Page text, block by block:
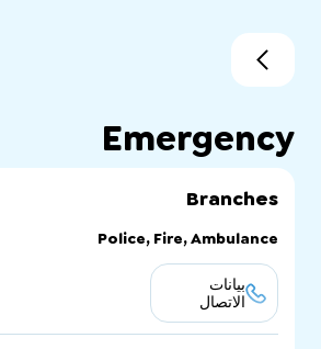
Emergency
Branches
Police, Fire, Ambulance
بيانات
الاتصال